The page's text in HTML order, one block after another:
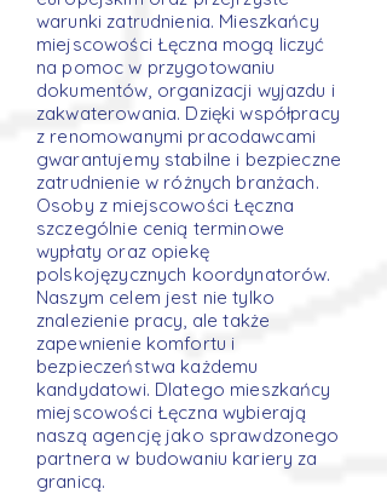
warunki zatrudnienia. Mieszkańcy
miejscowości Łęczna mogą liczyć
na pomoc w przygotowaniu
dokumentów, organizacji wyjazdu i
zakwaterowania. Dzięki współpracy
z renomowanymi pracodawcami
gwarantujemy stabilne i bezpieczne
zatrudnienie w różnych branżach.
Osoby z miejscowości Łęczna
szczególnie cenią terminowe
wypłaty oraz opiekę
polskojęzycznych koordynatorów.
Naszym celem jest nie tylko
znalezienie pracy, ale także
zapewnienie komfortu i
bezpieczeństwa każdemu
kandydatowi. Dlatego mieszkańcy
miejscowości Łęczna wybierają
naszą agencję jako sprawdzonego
partnera w budowaniu kariery za
granicą.